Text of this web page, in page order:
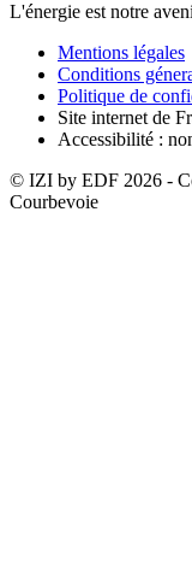
L'énergie est notre
Mentions légales
Conditions
Politique de
Site internet de
Accessibilité :
© IZI by EDF 2026 -
Courbevoie